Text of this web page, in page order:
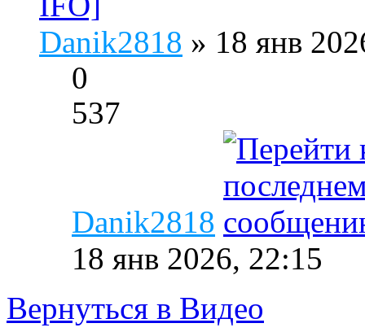
Danik2818 » 18 янв
0
537
Danik2818
18 янв 2026, 22:15
Вернуться в Видео